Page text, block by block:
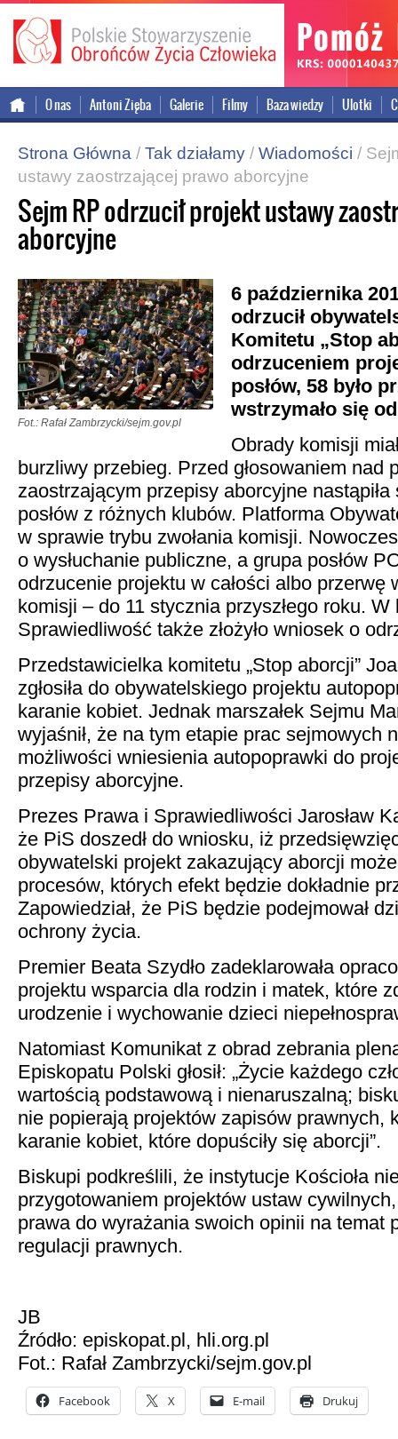
version
O nas Antoni Zięba Galerie Filmy Baza wiedzy Ulotki
Strona Główna / Tak działamy / Wiadomości /
ustawy zaostrzającej prawo aborcyjne
Sejm RP odrzucił projekt ustawy
aborcyjne
Fot.: Rafał Zambrzycki/sejm.gov.pl
6 października
odrzucił
Komitetu „Stop
odrzuceniem
posłów, 58 było
wstrzymało się
Obrady komisji
burzliwy przebieg. Przed głosowaniem nad
zaostrzającym przepisy aborcyjne
posłów z różnych klubów. Platforma
w sprawie trybu zwołania komisji.
o wysłuchanie publiczne, a grupa posłów
odrzucenie projektu w całości albo przerwę
komisji – do 11 stycznia przyszłego roku.
Sprawiedliwość także złożyło wniosek o
Przedstawicielka komitetu „Stop aborcji”
zgłosiła do obywatelskiego projektu
karanie kobiet. Jednak marszałek Sejmu
wyjaśnił, że na tym etapie prac sejmowych
możliwości wniesienia autopoprawki do
przepisy aborcyjne.
Prezes Prawa i Sprawiedliwości Jarosław
że PiS doszedł do wniosku, iż
obywatelski projekt zakazujący aborcji
procesów, których efekt będzie dokładnie
Zapowiedział, że PiS będzie podejmował
ochrony życia.
Premier Beata Szydło zadeklarowała
projektu wsparcia dla rodzin i matek, które
urodzenie i wychowanie dzieci
Natomiast Komunikat z obrad zebrania
Episkopatu Polski głosił: „Życie każdego
wartością podstawową i nienaruszalną;
nie popierają projektów zapisów prawnych,
karanie kobiet, które dopuściły się aborcji”.
Biskupi podkreślili, że instytucje Kościoła
przygotowaniem projektów ustaw
prawa do wyrażania swoich opinii na temat
regulacji prawnych.
JB
Źródło: episkopat.pl, hli.org.pl
Fot.: Rafał Zambrzycki/sejm.gov.pl
Facebook X E-mail Drukuj